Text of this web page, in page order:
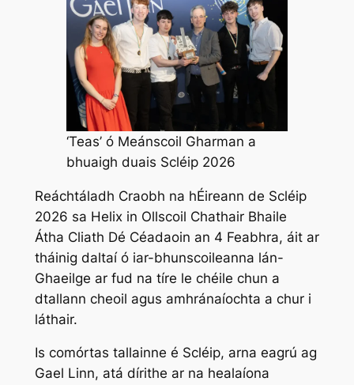
‘Teas’ ó Meánscoil Gharman a
bhuaigh duais Scléip 2026
Reáchtáladh Craobh na hÉireann de Scléip
2026 sa Helix in Ollscoil Chathair Bhaile
Átha Cliath Dé Céadaoin an 4 Feabhra, áit ar
tháinig daltaí ó iar-bhunscoileanna lán-
Ghaeilge ar fud na tíre le chéile chun a
dtallann cheoil agus amhránaíochta a chur i
láthair.
Is comórtas tallainne é Scléip, arna eagrú ag
Gael Linn, atá dírithe ar na healaíona